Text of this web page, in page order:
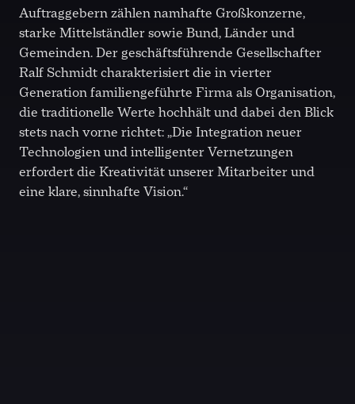
Auftraggebern zählen namhafte Großkonzerne,
starke Mittelständler sowie Bund, Länder und
Gemeinden. Der geschäftsführende Gesellschafter
Ralf Schmidt charakterisiert die in vierter
Generation familiengeführte Firma als Organisation,
die traditionelle Werte hochhält und dabei den Blick
stets nach vorne richtet: „Die Integration neuer
Technologien und intelligenter Vernetzungen
erfordert die Kreativität unserer Mitarbeiter und
eine klare, sinnhafte Vision.“